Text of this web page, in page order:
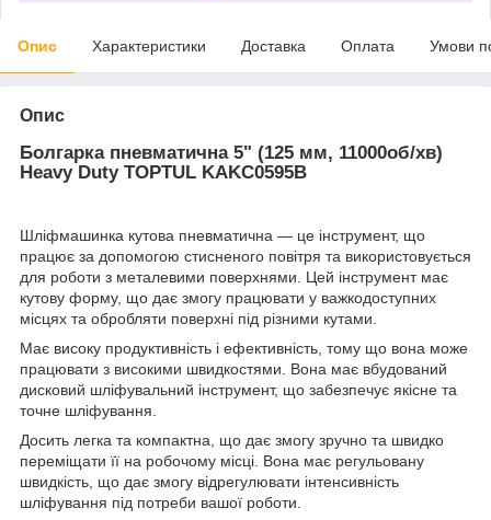
Опис Характеристики Доставка Оплата Умови
Опис
Болгарка пневматична 5" (125 мм, 11000об/хв)
Heavy Duty TOPTUL KAKC0595B
Шліфмашинка кутова пневматична — це інструмент, що
працює за допомогою стисненого повітря та використовується
для роботи з металевими поверхнями. Цей інструмент має
кутову форму, що дає змогу працювати у важкодоступних
місцях та обробляти поверхні під різними кутами.
Має високу продуктивність і ефективність, тому що вона може
працювати з високими швидкостями. Вона має вбудований
дисковий шліфувальний інструмент, що забезпечує якісне та
точне шліфування.
Досить легка та компактна, що дає змогу зручно та швидко
переміщати її на робочому місці. Вона має регульовану
швидкість, що дає змогу відрегулювати інтенсивність
шліфування під потреби вашої роботи.